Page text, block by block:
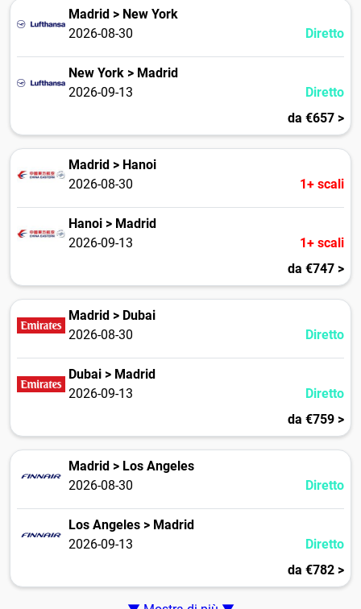
Madrid > New York
2026-08-30
Diretto
New York > Madrid
2026-09-13
Diretto
da €657 >
Madrid > Hanoi
2026-08-30
1+ scali
Hanoi > Madrid
2026-09-13
1+ scali
da €747 >
Madrid > Dubai
2026-08-30
Diretto
Dubai > Madrid
2026-09-13
Diretto
da €759 >
Madrid > Los Angeles
2026-08-30
Diretto
Los Angeles > Madrid
2026-09-13
Diretto
da €782 >